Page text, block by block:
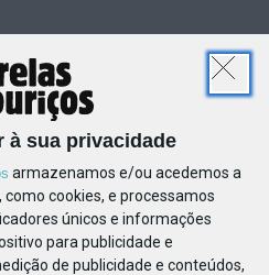
à sua privacidade
armazenamos e/ou acedemos a
cookies, e processamos
únicos e informações
para publicidade e
de publicidade e conteúdos,